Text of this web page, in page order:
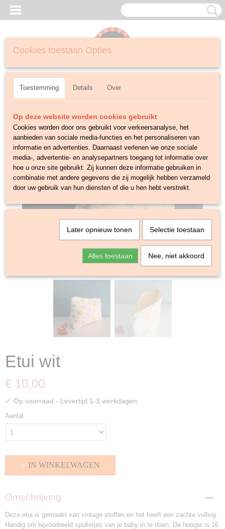
Inloggen Registreren
Etui wit
€ 10,00
✓ Op voorraad - Levertijd 1-3 werkdagen
Aantal
IN WINKELWAGEN
Omschrijving
Deze etui is gemaakt van vintage stoffen en het heeft een zachte vulling.
Handig om bijvoorbeeld spulletjes van je baby in te doen. De hoogte is 16
Cookies toestaan Opties
Toestemming Details Over
Op deze website worden cookies gebruikt
Cookies worden door ons gebruikt voor verkeersanalyse, het
aanbieden van sociale media-functies en het personaliseren van
informatie en advertenties. Daarnaast verlenen we onze sociale
media-, advertentie- en analysepartners toegang tot informatie over
hoe u onze site gebruikt. Zij kunnen deze informatie gebruiken in
combinatie met andere gegevens die zij mogelijk hebben verzameld
door uw gebruik van hun diensten of die u hen hebt verstrekt.
Later opnieuw tonen Selectie toestaan
Alles toestaan Nee, niet akkoord